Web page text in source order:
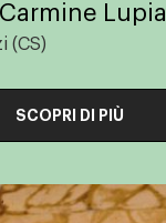
Lupia
(CS)
SCOPRI DI PIÙ